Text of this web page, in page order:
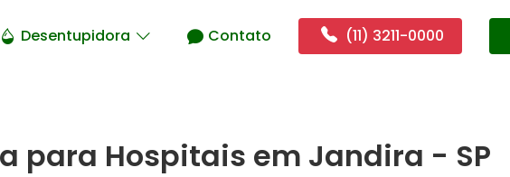
Desentupidora Contato (11) 3211-0000
para Hospitais em Jandira - SP